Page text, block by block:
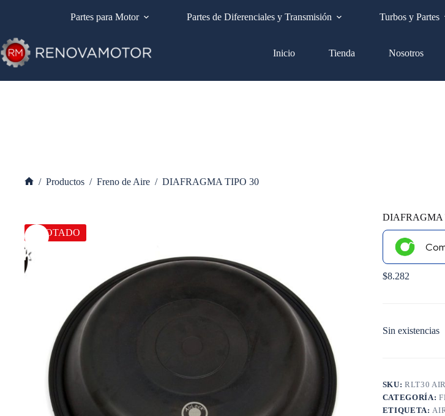
Inicio Tienda Nosotros
Partes para Motor Partes de Diferenciales y Transmisión Turbos y Partes
/ Productos / Freno de Aire / DIAFRAGMA TIPO 30
AGOTADO
DIAFRAGMA
$8.282
Sin existencias
SKU:RLT30
CATEGORÍA:
ETIQUETA: